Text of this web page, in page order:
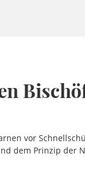
vor
dem Prinzip der